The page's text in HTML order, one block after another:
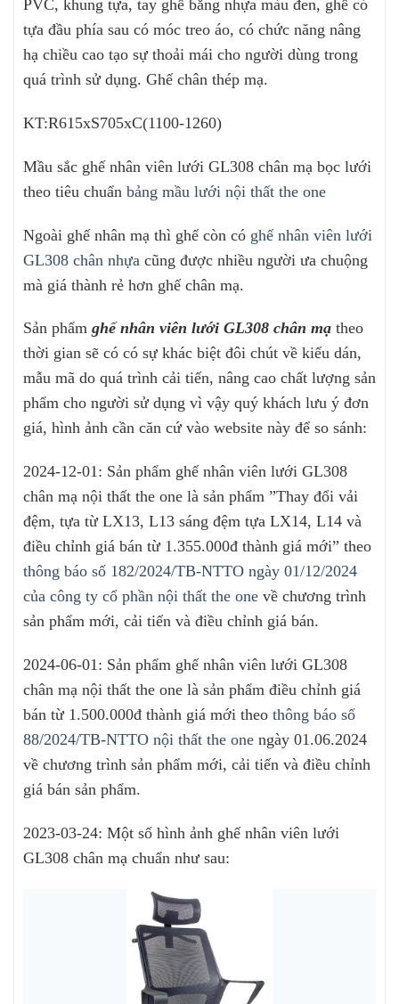
PVC, khung tựa, tay ghế bằng nhựa màu đen, ghế có
tựa đầu phía sau có móc treo áo, có chức năng nâng
hạ chiều cao tạo sự thoải mái cho người dùng trong
quá trình sử dụng. Ghế chân thép mạ.
KT:R615xS705xC(1100-1260)
Mầu sắc ghế nhân viên lưới GL308 chân mạ bọc lưới
theo tiêu chuẩn bảng mầu lưới nội thất the one
Ngoài ghế nhân mạ thì ghế còn có ghế nhân viên lưới
GL308 chân nhựa cũng được nhiều người ưa chuộng
mà giá thành rẻ hơn ghế chân mạ.
Sản phẩm ghế nhân viên lưới GL308 chân mạ theo
thời gian sẽ có có sự khác biệt đôi chút về kiểu dán,
mẫu mã do quá trình cải tiến, nâng cao chất lượng sản
phẩm cho người sử dụng vì vậy quý khách lưu ý đơn
giá, hình ảnh cần căn cứ vào website này để so sánh:
2024-12-01: Sản phẩm ghế nhân viên lưới GL308
chân mạ nội thất the one là sản phẩm ”Thay đổi vải
đệm, tựa từ LX13, L13 sáng đệm tựa LX14, L14 và
điều chỉnh giá bán từ 1.355.000đ thành giá mới” theo
thông báo số 182/2024/TB-NTTO ngày 01/12/2024
của công ty cổ phần nội thất the one về chương trình
sản phẩm mới, cải tiến và điều chỉnh giá bán.
2024-06-01: Sản phẩm ghế nhân viên lưới GL308
chân mạ nội thất the one là sản phẩm điều chỉnh giá
bán từ 1.500.000đ thành giá mới theo thông báo số
88/2024/TB-NTTO nội thất the one ngày 01.06.2024
về chương trình sản phẩm mới, cải tiến và điều chỉnh
giá bán sản phẩm.
2023-03-24: Một số hình ảnh ghế nhân viên lưới
GL308 chân mạ chuẩn như sau: